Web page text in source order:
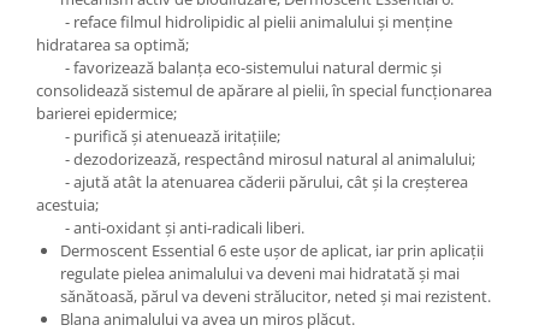
- reface filmul hidrolipidic al pielii animalului și menține
hidratarea sa optimă;
- favorizează balanța eco-sistemului natural dermic și
consolidează sistemul de apărare al pielii, în special funcționarea
barierei epidermice;
- purifică și atenuează iritațiile;
- dezodorizează, respectând mirosul natural al animalului;
- ajută atât la atenuarea căderii părului, cât și la creșterea
acestuia;
- anti-oxidant și anti-radicali liberi.
Dermoscent Essential 6 este ușor de aplicat, iar prin aplicații
regulate pielea animalului va deveni mai hidratată și mai
sănătoasă, părul va deveni strălucitor, neted și mai rezistent.
Blana animalului va avea un miros plăcut.